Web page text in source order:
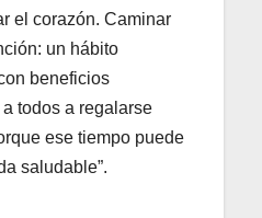
el corazón. Caminar
un hábito
beneficios
todos a regalarse
ese tiempo puede
saludable”.